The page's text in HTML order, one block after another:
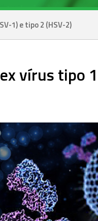
1) e tipo 2 (HSV-2)
vírus tipo